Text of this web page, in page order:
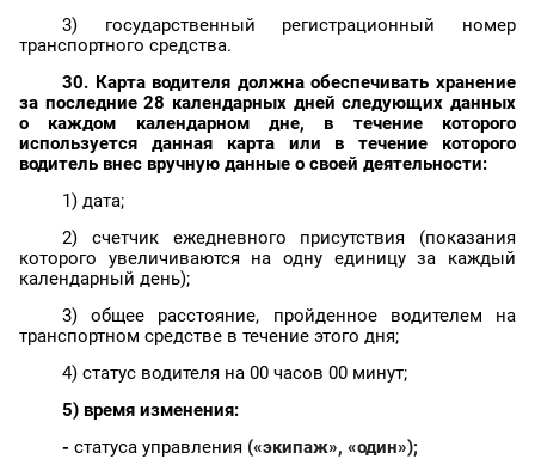
3) государственный регистрационный номер
транспортного средства.
30. Карта водителя должна обеспечивать хранение
за последние 28 календарных дней следующих данных
о каждом календарном дне, в течение которого
используется данная карта или в течение которого
водитель внес вручную данные о своей деятельности:
1) дата;
2) счетчик ежедневного присутствия (показания
которого увеличиваются на одну единицу за каждый
календарный день);
3) общее расстояние, пройденное водителем на
транспортном средстве в течение этого дня;
4) статус водителя на 00 часов 00 минут;
5) время изменения:
- статуса управления («экипаж», «один»);